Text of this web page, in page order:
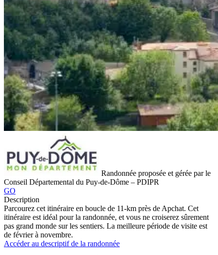
Randonnée proposée et gérée par le
Conseil Départemental du Puy-de-Dôme – PDIPR
GO
Description
Parcourez cet itinéraire en boucle de 11-km près de Apchat. Cet
itinéraire est idéal pour la randonnée, et vous ne croiserez sûrement
pas grand monde sur les sentiers. La meilleure période de visite est
de février à novembre.
Accéder au descriptif de la randonnée